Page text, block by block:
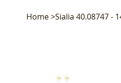
Home>Sialia 40.08747 -